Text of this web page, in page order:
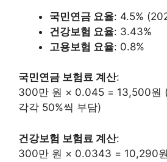
국민연금 요율: 4.5%
건강보험 요율: 3.43%
고용보험 요율: 0.8%
국민연금 보험료 계산:
300만 원 × 0.045 = 13,500원
각각 50%씩 부담)
건강보험 보험료 계산:
300만 원 × 0.0343 = 10,290원